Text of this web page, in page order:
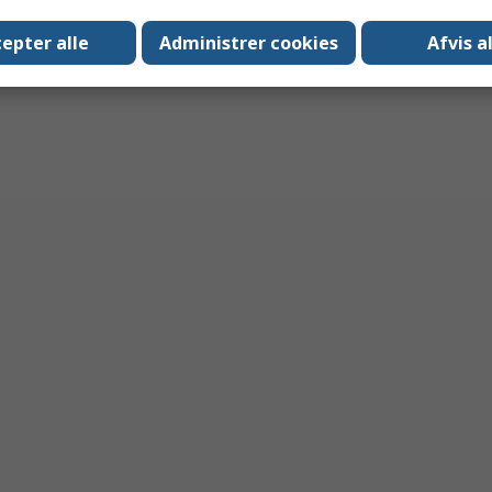
alle Administrer cookies Afvis